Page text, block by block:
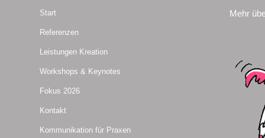
Start
Referenzen
Leistungen Kreation
Workshops & Keynotes
Fokus 2026
Kontakt
Kommunikation für Praxen
Mehr